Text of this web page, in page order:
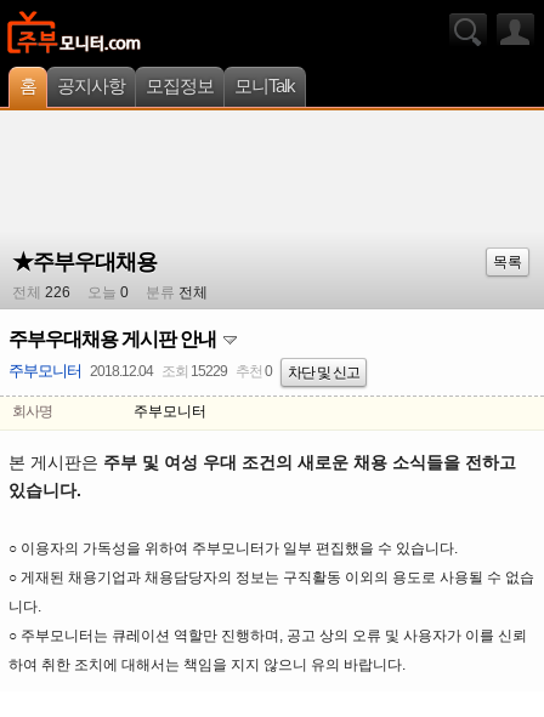
홈 공지사항 모집정보 모니Talk
★주부우대채용
목록
전체 226 오늘 0 분류 전체
주부우대채용 게시판 안내
주부모니터 2018.12.04 조회 15229 추천 0 차단 및 신고
회사명 주부모니터
본 게시판은 주부 및 여성 우대 조건의 새로운 채용 소식들을 전하고
있습니다.
○ 이용자의 가독성을 위하여 주부모니터가 일부 편집했을 수 있습니다.
○ 게재된 채용기업과 채용담당자의 정보는 구직활동 이외의 용도로 사용될 수 없습
니다.
○ 주부모니터는 큐레이션 역할만 진행하며, 공고 상의 오류 및 사용자가 이를 신뢰
하여 취한 조치에 대해서는 책임을 지지 않으니 유의 바랍니다.